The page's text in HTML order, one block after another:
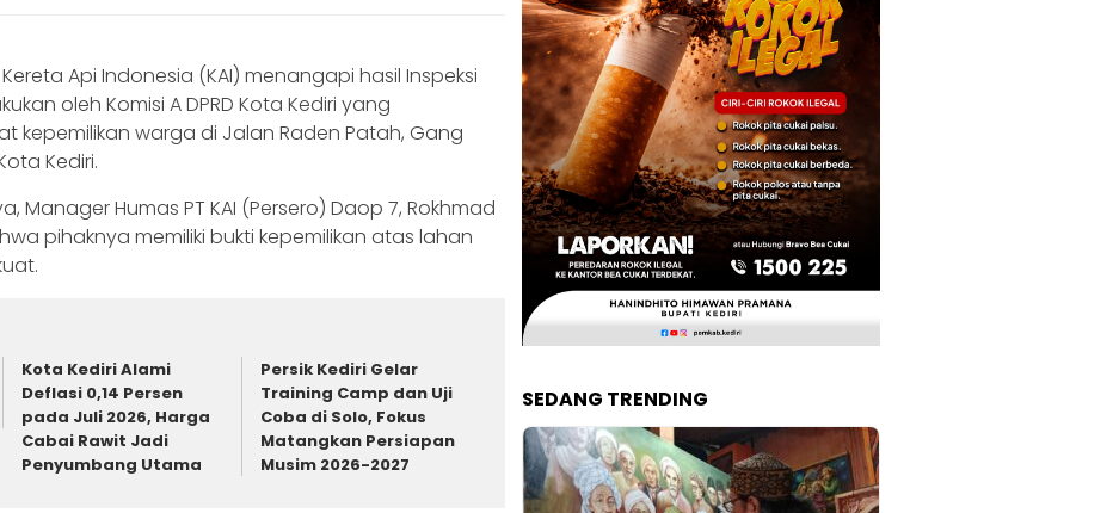
Kereta Api Indonesia (KAI) menangapi hasil Inspeksi
oleh Komisi A DPRD Kota Kediri yang
kepemilikan warga di Jalan Raden Patah, Gang
Kediri.
Manager Humas PT KAI (Persero) Daop 7, Rokhmad
pihaknya memiliki bukti kepemilikan atas lahan
Kota Kediri Alami
Deflasi 0,14 Persen
pada Juli 2026, Harga
Cabai Rawit Jadi
Penyumbang Utama
Persik Kediri Gelar
Training Camp dan Uji
Coba di Solo, Fokus
Matangkan Persiapan
Musim 2026-2027
SEDANG TRENDING